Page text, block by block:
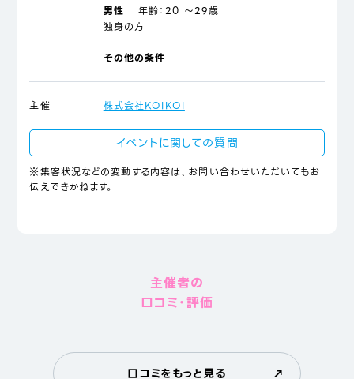
男性 年齢： 20 ～29歳
独身の方
その他の条件
主催 株式会社KOIKOI
イベントに関しての質問
※集客状況などの変動する内容は、お問い合わせいただいてもお
伝えできかねます。
主催者の
口コミ・評価
口コミをもっと見る